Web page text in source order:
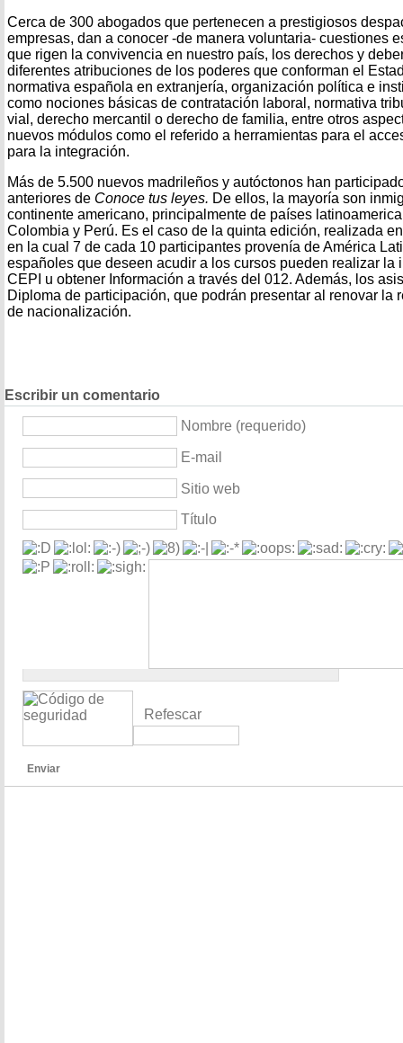
Cerca de 300 abogados que pertenecen a prestigiosos
empresas, dan a conocer -de manera voluntaria- cuestiones
que rigen la convivencia en nuestro país, los derechos y
diferentes atribuciones de los poderes que conforman el
normativa española en extranjería, organización política e
como nociones básicas de contratación laboral, normativa
vial, derecho mercantil o derecho de familia, entre otros
nuevos módulos como el referido a herramientas para el
para la integración.
Más de 5.500 nuevos madrileños y autóctonos han
anteriores de Conoce tus leyes. De ellos, la mayoría son
continente americano, principalmente de países
Colombia y Perú. Es el caso de la quinta edición, realizada
en la cual 7 de cada 10 participantes provenía de América
españoles que deseen acudir a los cursos pueden realizar la
CEPI u obtener Información a través del 012. Además, los
Diploma de participación, que podrán presentar al renovar la
de nacionalización.
Escribir un comentario
Nombre (requerido)
E-mail
Sitio web
Título
Refescar
Enviar